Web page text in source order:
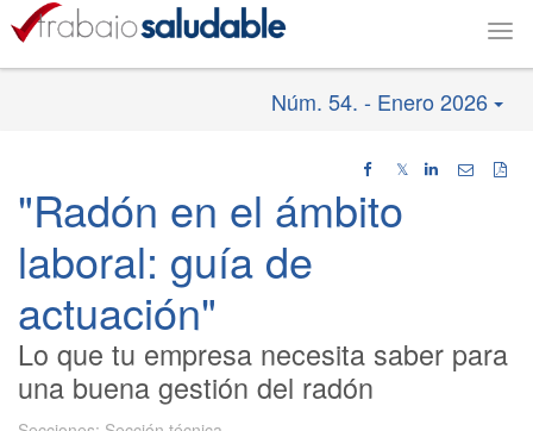
Núm. 54. - Enero 2026
𝕏
"Radón en el ámbito
laboral: guía de
actuación"
Lo que tu empresa necesita saber para
una buena gestión del radón